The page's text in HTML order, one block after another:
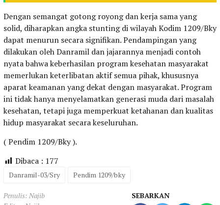
Dengan semangat gotong royong dan kerja sama yang
solid, diharapkan angka stunting di wilayah Kodim 1209/Bky
dapat menurun secara signifikan. Pendampingan yang
dilakukan oleh Danramil dan jajarannya menjadi contoh
nyata bahwa keberhasilan program kesehatan masyarakat
memerlukan keterlibatan aktif semua pihak, khususnya
aparat keamanan yang dekat dengan masyarakat. Program
ini tidak hanya menyelamatkan generasi muda dari masalah
kesehatan, tetapi juga memperkuat ketahanan dan kualitas
hidup masyarakat secara keseluruhan.
( Pendim 1209/Bky ).
Dibaca : 177
Danramil-03/Sry Pendim 1209/bky
Penulis: Najib
SEBARKAN